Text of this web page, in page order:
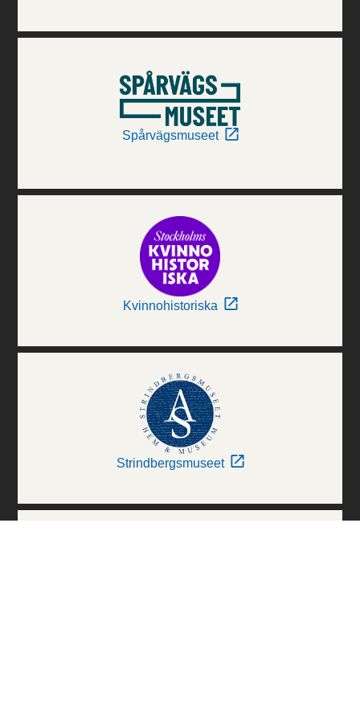
Spårvägsmuseet
Kvinnohistoriska
Strindbergsmuseet